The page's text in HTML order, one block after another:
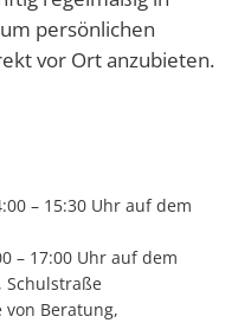
persönlichen
vor Ort anzubieten.
– 15:30 Uhr auf dem
– 17:00 Uhr auf dem
Schulstraße​
Beratung,